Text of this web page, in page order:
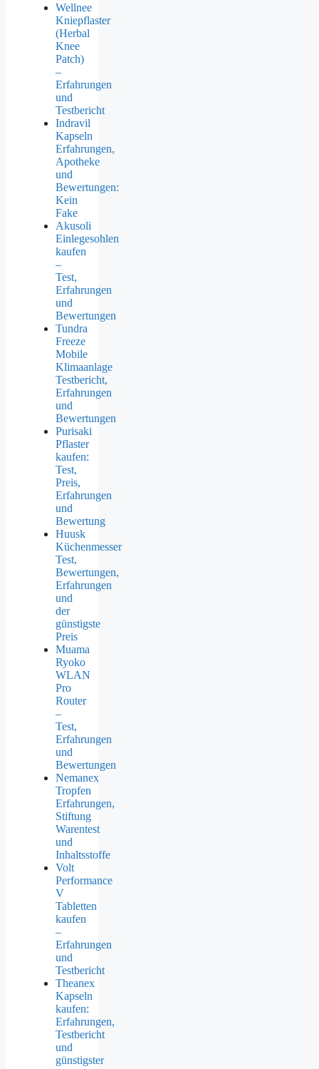
Wellnee
Kniepflaster
(Herbal
Knee
Patch)
–
Erfahrungen
und
Testbericht
Indravil
Kapseln
Erfahrungen,
Apotheke
und
Bewertungen:
Kein
Fake
Akusoli
Einlegesohlen
kaufen
–
Test,
Erfahrungen
und
Bewertungen
Tundra
Freeze
Mobile
Klimaanlage
Testbericht,
Erfahrungen
und
Bewertungen
Purisaki
Pflaster
kaufen:
Test,
Preis,
Erfahrungen
und
Bewertung
Huusk
Küchenmesser
Test,
Bewertungen,
Erfahrungen
und
der
günstigste
Preis
Muama
Ryoko
WLAN
Pro
Router
–
Test,
Erfahrungen
und
Bewertungen
Nemanex
Tropfen
Erfahrungen,
Stiftung
Warentest
und
Inhaltsstoffe
Volt
Performance
V
Tabletten
kaufen
–
Erfahrungen
und
Testbericht
Theanex
Kapseln
kaufen:
Erfahrungen,
Testbericht
und
günstigster